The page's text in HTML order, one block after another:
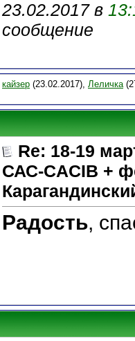
23.02.2017 в
сообщение
кайзер (23.02.2017), Леличка
Re: 18-19
САС-CACIB +
Радость,